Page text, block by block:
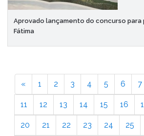
Aprovado lançamento do concurso para
Fátima
« 1 2 3 4 5 6 7
11 12 13 14 15 16
20 21 22 23 24 25